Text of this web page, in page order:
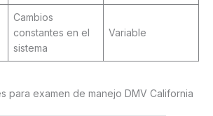
Cambios
constantes en el
sistema
Variable
para examen de manejo DMV California